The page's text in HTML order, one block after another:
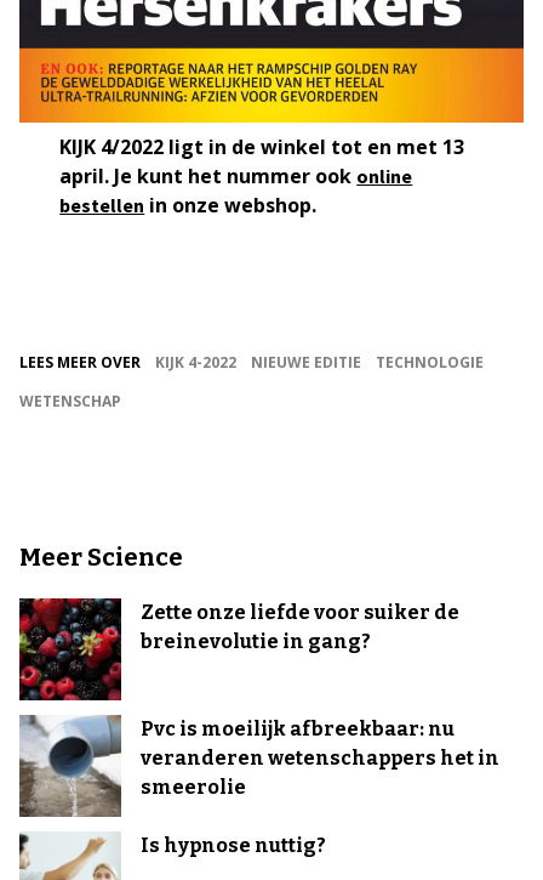
KIJK 4/2022 ligt in de winkel tot en met 13
april. Je kunt het nummer ook online
bestellen in onze webshop.
LEES MEER OVER KIJK 4-2022 NIEUWE EDITIE
TECHNOLOGIE
WETENSCHAP
Meer Science
Zette onze liefde voor suiker de
breinevolutie in gang?
Pvc is moeilijk afbreekbaar: nu
veranderen wetenschappers het in
smeerolie
Is hypnose nuttig?